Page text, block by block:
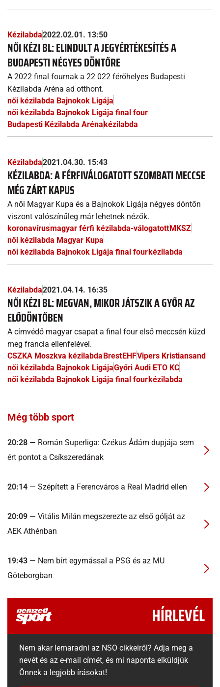
Kézilabda2022.02.01. 13:50
NŐI KÉZI BL: ELINDULT A JEGYÉRTÉKESÍTÉS A
BUDAPESTI NÉGYES DÖNTŐRE
A 2022 final fournak a 22 022 férőhelyes Budapesti
Kézilabda Aréna ad otthont.
női kézilabda Bajnokok Ligája
női kézilabda Bajnokok Ligája final four
Budapesti Kézilabda Arénakézilabda
Kézilabda2021.04.30. 15:43
KÉZILABDA: A FÉRFIVÁLOGATOTT SZOMBATI MECCSE
MÉG ZÁRT KAPUS
A női Magyar Kupa és a Bajnokok Ligája négyes döntőn
viszont valószínűleg már lehetnek nézők.
koronavírusmagyar férfi kézilabda-válogatottMKSZ
női kézilabda Magyar Kupa
női kézilabda Bajnokok Ligája final fourkézilabda
Kézilabda2021.04.14. 16:35
NŐI KÉZI BL: MEGVAN, MIKOR JÁTSZIK A GYŐR AZ
ELŐDÖNTŐBEN
A címvédő magyar csapat a final four első meccsén küzd
meg francia ellenfelével.
CSZKA Moszkva kézilabdaBrestEHFVipers Kristiansand
női kézilabda Bajnokok LigájaGyőri Audi ETO KC
női kézilabda Bajnokok Ligája final fourkézilabda
Még több sport
20:28 — Román Superliga: Czékus Ádám dupjája sem
ért pontot a Csíkszeredának
20:14 — Szépített a Ferencváros a Real Madrid ellen
20:09 — Vitális Milán megszerezte az első gólját az
AEK Athénban
19:43 — Nem bírt egymással a PSG és az MU
Göteborgban
HÍRLEVÉL
Nem akar lemaradni az NSO cikkeiről? Adja meg a
nevét és az e-mail címét, és mi naponta elküldjük
Önnek a legjobb írásokat!